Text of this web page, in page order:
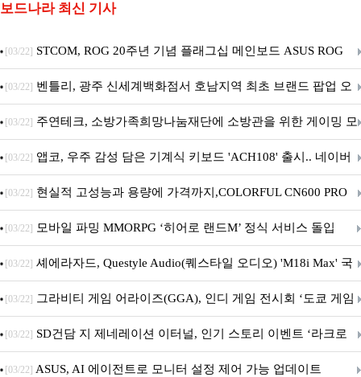
보드나라 최신 기사
[03/22] STCOM, ROG 20주년 기념 플래그십 메인보드 ASUS ROG
Crosshair X870E EDITION 20 국내 출시 예정
[03/22] 벤틀리, 광주 신세계백화점서 호남지역 최초 브랜드 팝업 오
픈
[03/22] 주연테크, 소방가족희망나눔재단에 소방관을 위한 게이밍 모
니터·스마트 펫 침대 기부
[03/22] 앱코, 우주 감성 담은 기계식 키보드 'ACH108' 출시.. 네이버
브랜드데이 기획전 진행
[03/22] 현실적 고성능과 용량에 가격까지,COLORFUL CN600 PRO
M.2 NVMe 디앤디컴 1TB
[03/22] 모바일 파밍 MMORPG ‘히어로 랜드M’ 정식 서비스 돌입
[03/22] 셰에라자드, Questyle Audio(퀘스타일 오디오) 'M18i Max' 국
내 정식 출시
[03/22] 그라비티 게임 어라이즈(GGA), 인디 게임 전시회 ‘도쿄 게임
던전 13’ 참가!
[03/22] SD건담 지 제네레이션 이터널, 인기 스토리 이벤트 ‘라크로
아의 용사’ 재개최 및 풍성한 기념 이벤트 실시!
[03/22] ASUS, AI 에이전트로 모니터 설정 제어 가능 업데이트